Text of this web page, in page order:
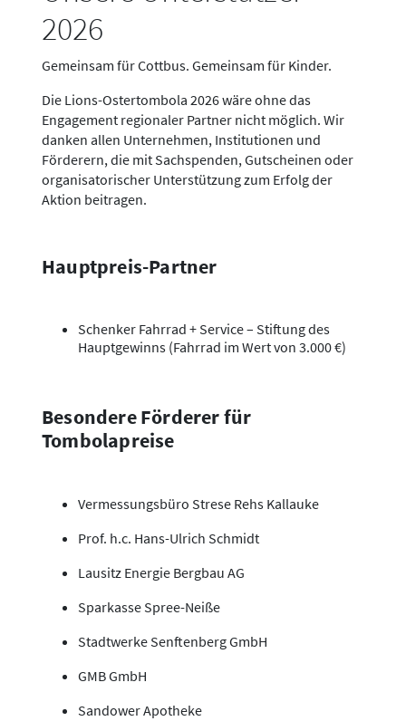
2026
Gemeinsam für Cottbus. Gemeinsam für Kinder.
Die Lions-Ostertombola 2026 wäre ohne das
Engagement regionaler Partner nicht möglich. Wir
danken allen Unternehmen, Institutionen und
Förderern, die mit Sachspenden, Gutscheinen oder
organisatorischer Unterstützung zum Erfolg der
Aktion beitragen.
Hauptpreis-Partner
Schenker Fahrrad + Service – Stiftung des
Hauptgewinns (Fahrrad im Wert von 3.000 €)
Besondere Förderer für
Tombolapreise
Vermessungsbüro Strese Rehs Kallauke
Prof. h.c. Hans-Ulrich Schmidt
Lausitz Energie Bergbau AG
Sparkasse Spree-Neiße
Stadtwerke Senftenberg GmbH
GMB GmbH
Sandower Apotheke